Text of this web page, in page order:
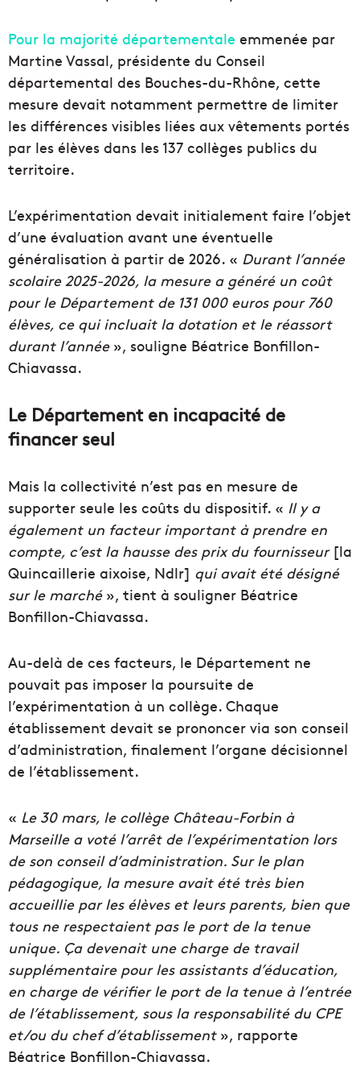
Pour la majorité départementale emmenée par
Martine Vassal, présidente du Conseil
départemental des Bouches-du-Rhône, cette
mesure devait notamment permettre de limiter
les différences visibles liées aux vêtements portés
par les élèves dans les 137 collèges publics du
territoire.
L’expérimentation devait initialement faire l’objet
d’une évaluation avant une éventuelle
généralisation à partir de 2026. « Durant l’année
scolaire 2025-2026, la mesure a généré un coût
pour le Département de 131 000 euros pour 760
élèves, ce qui incluait la dotation et le réassort
durant l’année», souligne Béatrice Bonfillon-
Chiavassa.
Le Département en incapacité de
financer seul
Mais la collectivité n’est pas en mesure de
supporter seule les coûts du dispositif. « Il y a
également un facteur important à prendre en
compte, c’est la hausse des prix du fournisseur [la
Quincaillerie aixoise, Ndlr] qui avait été désigné
sur le marché», tient à souligner Béatrice
Bonfillon-Chiavassa.
Au-delà de ces facteurs, le Département ne
pouvait pas imposer la poursuite de
l’expérimentation à un collège. Chaque
établissement devait se prononcer via son conseil
d’administration, finalement l’organe décisionnel
de l’établissement.
« Le 30 mars, le collège Château-Forbin à
Marseille a voté l’arrêt de l’expérimentation lors
de son conseil d’administration. Sur le plan
pédagogique, la mesure avait été très bien
accueillie par les élèves et leurs parents, bien que
tous ne respectaient pas le port de la tenue
unique. Ça devenait une charge de travail
supplémentaire pour les assistants d’éducation,
en charge de vérifier le port de la tenue à l’entrée
de l’établissement, sous la responsabilité du CPE
et/ou du chef d’établissement», rapporte
Béatrice Bonfillon-Chiavassa.